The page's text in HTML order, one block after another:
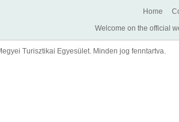
Home
Welcome on the official
Turisztikai Egyesület. Minden jog fenntartva.